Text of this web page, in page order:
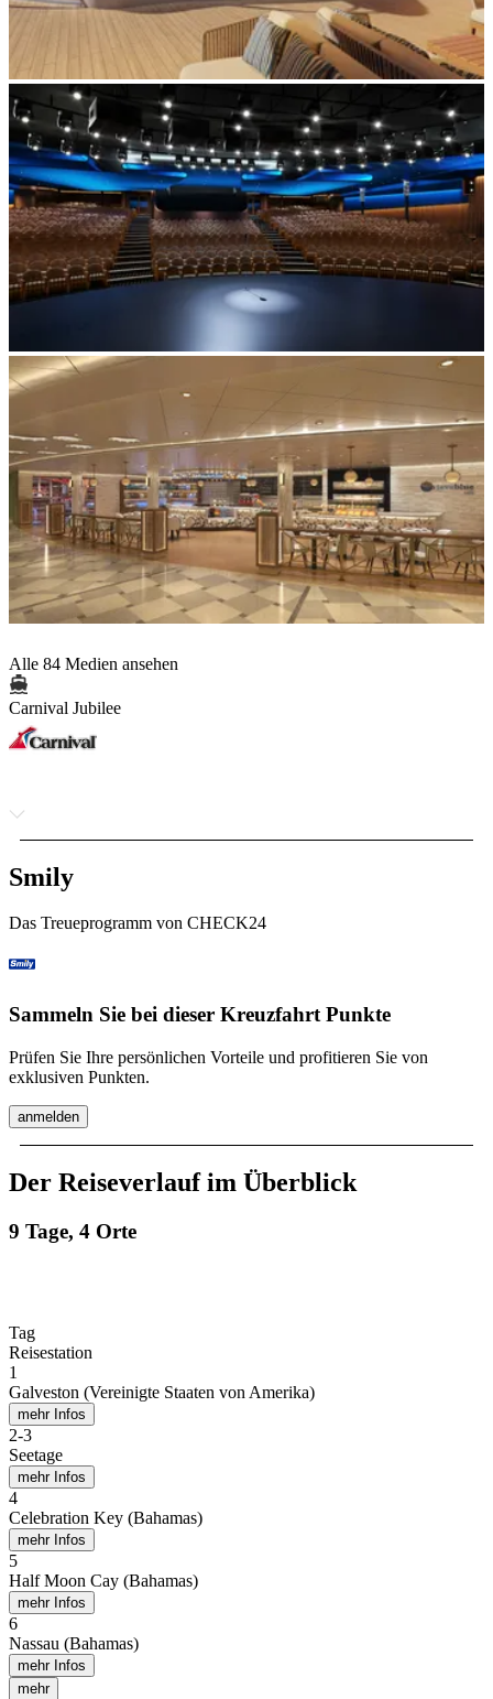
Alle 84 Medien ansehen
Carnival Jubilee
Smily
Das Treueprogramm von CHECK24
Sammeln Sie bei dieser Kreuzfahrt Punkte
Prüfen Sie Ihre persönlichen Vorteile und profitieren Sie von
exklusiven Punkten.
anmelden
Der Reiseverlauf im Überblick
9 Tage, 4 Orte
Tag
Reisestation
1
Galveston (Vereinigte Staaten von Amerika)
mehr Infos
2-3
Seetage
mehr Infos
4
Celebration Key (Bahamas)
mehr Infos
5
Half Moon Cay (Bahamas)
mehr Infos
6
Nassau (Bahamas)
mehr Infos
mehr